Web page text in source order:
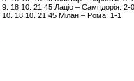
9. 18.10. 21:45 Лаціо – Сампдорія: 2-0
10. 18.10. 21:45 Мілан – Рома: 1-1